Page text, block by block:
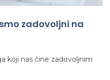
zadovoljni na
koji nas čine zadovoljnim